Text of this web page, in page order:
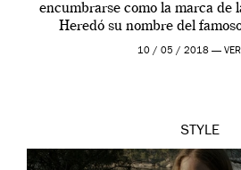
encumbrarse como la marca de
Heredó su nombre del
Book,
10 / 05 / 2018 —
STYLE